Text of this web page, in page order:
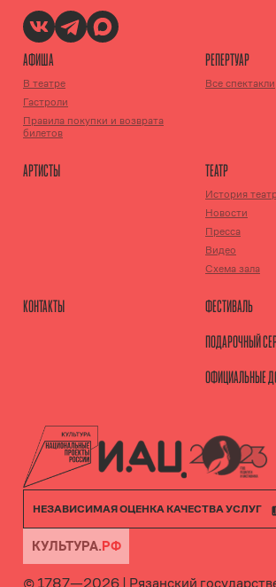
АФИША
В театре
Гастроли
Правила покупки и возврата
билетов
РЕПЕРТУАР
Все спектакли
АРТИСТЫ ТЕАТР
История
Новости
Пресса
Видео
Схема зала
КОНТАКТЫ
ФЕСТИВАЛЬ
ПОДАРОЧНЫЙ
ОФИЦИАЛЬНЫЕ
НЕЗАВИСИМАЯ ОЦЕНКА КАЧЕСТВА УСЛУГ
© 1787—2026 Рязанский